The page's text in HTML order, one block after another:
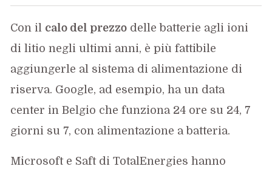
Con il calo del prezzo delle batterie agli ioni
di litio negli ultimi anni, è più fattibile
aggiungerle al sistema di alimentazione di
riserva. Google, ad esempio, ha un data
center in Belgio che funziona 24 ore su 24, 7
giorni su 7, con alimentazione a batteria.
Microsoft e Saft di TotalEnergies hanno